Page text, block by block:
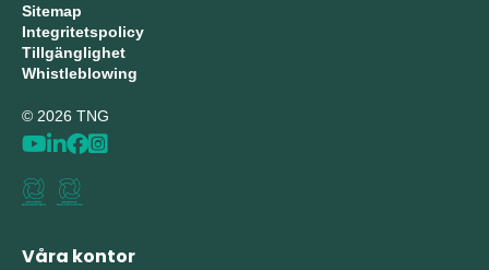
Sitemap
Integritetspolicy
Tillgänglighet
Whistleblowing
© 2026 TNG
Våra kontor